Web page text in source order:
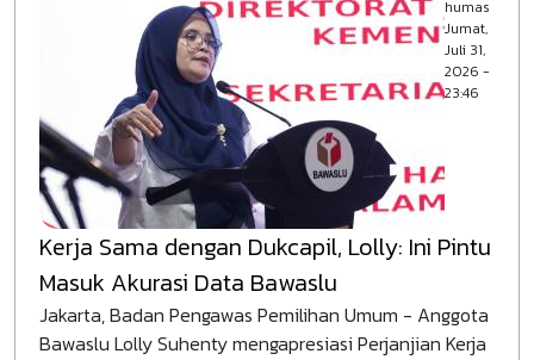
humas
Jumat,
Juli 31,
2026 -
23:46
Kerja Sama dengan Dukcapil, Lolly: Ini Pintu
Masuk Akurasi Data Bawaslu
Jakarta, Badan Pengawas Pemilihan Umum - Anggota
Bawaslu Lolly Suhenty mengapresiasi Perjanjian Kerja